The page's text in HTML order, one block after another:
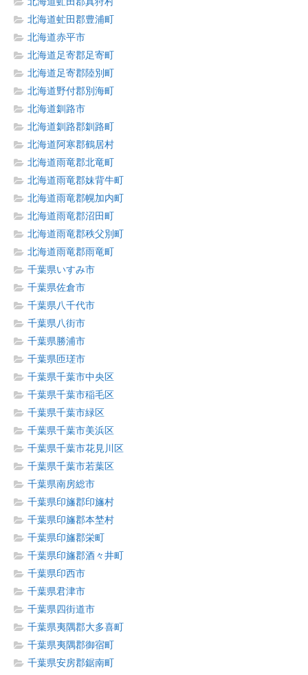
北海道虻田郡豊浦町
北海道赤平市
北海道足寄郡足寄町
北海道足寄郡陸別町
北海道野付郡別海町
北海道釧路市
北海道釧路郡釧路町
北海道阿寒郡鶴居村
北海道雨竜郡北竜町
北海道雨竜郡妹背牛町
北海道雨竜郡幌加内町
北海道雨竜郡沼田町
北海道雨竜郡秩父別町
北海道雨竜郡雨竜町
千葉県いすみ市
千葉県佐倉市
千葉県八千代市
千葉県八街市
千葉県勝浦市
千葉県匝瑳市
千葉県千葉市中央区
千葉県千葉市稲毛区
千葉県千葉市緑区
千葉県千葉市美浜区
千葉県千葉市花見川区
千葉県千葉市若葉区
千葉県南房総市
千葉県印旛郡印旛村
千葉県印旛郡本埜村
千葉県印旛郡栄町
千葉県印旛郡酒々井町
千葉県印西市
千葉県君津市
千葉県四街道市
千葉県夷隅郡大多喜町
千葉県夷隅郡御宿町
千葉県安房郡鋸南町